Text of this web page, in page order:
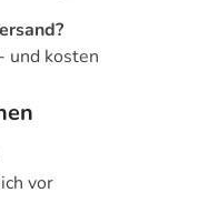
und kosten
vor